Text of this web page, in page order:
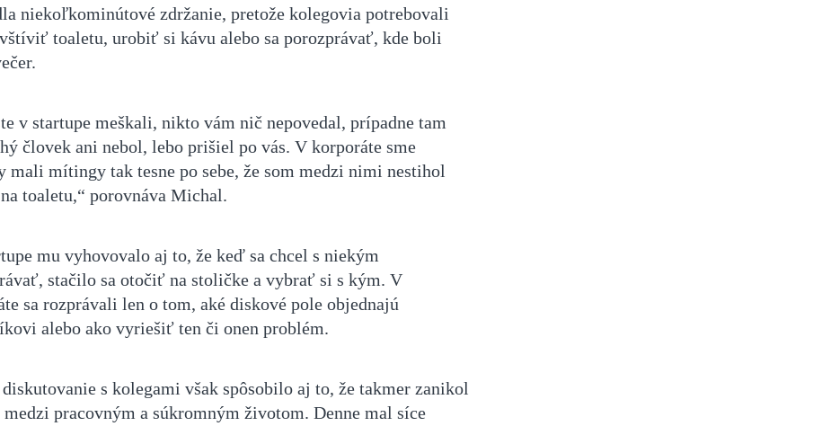
niekoľkominútové zdržanie, pretože kolegovia potrebovali
toaletu, urobiť si kávu alebo sa porozprávať, kde boli
v startupe meškali, nikto vám nič nepovedal, prípadne tam
človek ani nebol, lebo prišiel po vás. V korporáte sme
mali mítingy tak tesne po sebe, že som medzi nimi nestihol
toaletu,“ porovnáva Michal.
mu vyhovovalo aj to, že keď sa chcel s niekým
stačilo sa otočiť na stoličke a vybrať si s kým. V
sa rozprávali len o tom, aké diskové pole objednajú
alebo ako vyriešiť ten či onen problém.
s kolegami však spôsobilo aj to, že takmer zanikol
pracovným a súkromným životom. Denne mal síce